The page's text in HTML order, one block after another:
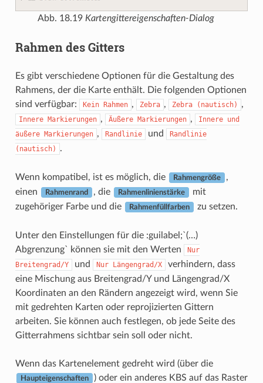
Abb. 18.19 Kartengittereigenschaften-Dialog
Rahmen des Gitters
Es gibt verschiedene Optionen für die Gestaltung des
Rahmens, der die Karte enthält. Die folgenden Optionen
sind verfügbar:
Kein Rahmen , Zebra , Zebra (nautisch) ,
Innere Markierungen , Äußere Markierungen , Innere und
äußere Markierungen , Randlinie und
Randlinie
(nautisch)
.
Wenn kompatibel, ist es möglich, die Rahmengröße
,
einen
Rahmenrand , die Rahmenlinienstärke
mit
zugehöriger Farbe und die
Rahmenfüllfarben zu setzen.
Unter den Einstellungen für die :guilabel;`(…)
Abgrenzung` können sie mit den Werten
Nur
Breitengrad/Y
und Nur Längengrad/X
verhindern, dass
eine Mischung aus Breitengrad/Y und Längengrad/X
Koordinaten an den Rändern angezeigt wird, wenn Sie
mit gedrehten Karten oder reprojizierten Gittern
arbeiten. Sie können auch festlegen, ob jede Seite des
Gitterrahmens sichtbar sein soll oder nicht.
Wenn das Kartenelement gedreht wird (über die
Haupteigenschaften
) oder ein anderes KBS auf das Raster